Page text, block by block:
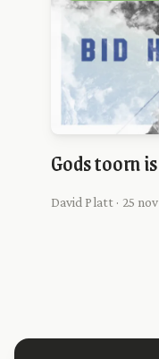
Gods toorn
David Platt · 25